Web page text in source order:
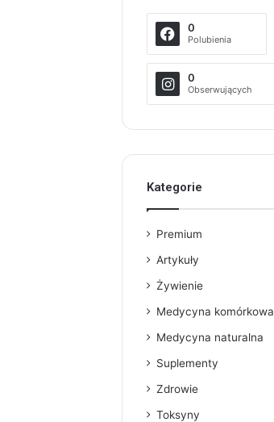
0
Polubienia
0
Obserwujących
Kategorie
Premium
Artykuły
Żywienie
Medycyna komórkowa
Medycyna naturalna
Suplementy
Zdrowie
Toksyny